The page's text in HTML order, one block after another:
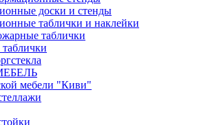
доски и стенды
таблички и наклейки
таблички
мебели "Киви"